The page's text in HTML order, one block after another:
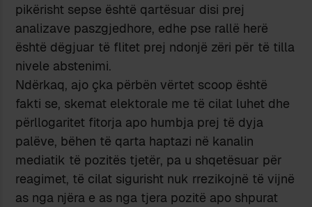
pikërisht sepse është qartësuar disi prej
analizave paszgjedhore, edhe pse rallë herë
është dëgjuar të flitet prej ndonjë zëri për të tilla
nivele abstenimi.
Ndërkaq, ajo çka përbën vërtet scoop është
fakti se, skemat elektorale me të cilat luhet dhe
përllogaritet fitorja apo humbja prej të dyja
palëve, bëhen të qarta haptazi në kanalin
mediatik të pozitës tjetër, pa u shqetësuar për
reagimet, të cilat sigurisht nuk rrezikojnë të vijnë
as nga njëra e as nga tjera pozitë apo shpurat